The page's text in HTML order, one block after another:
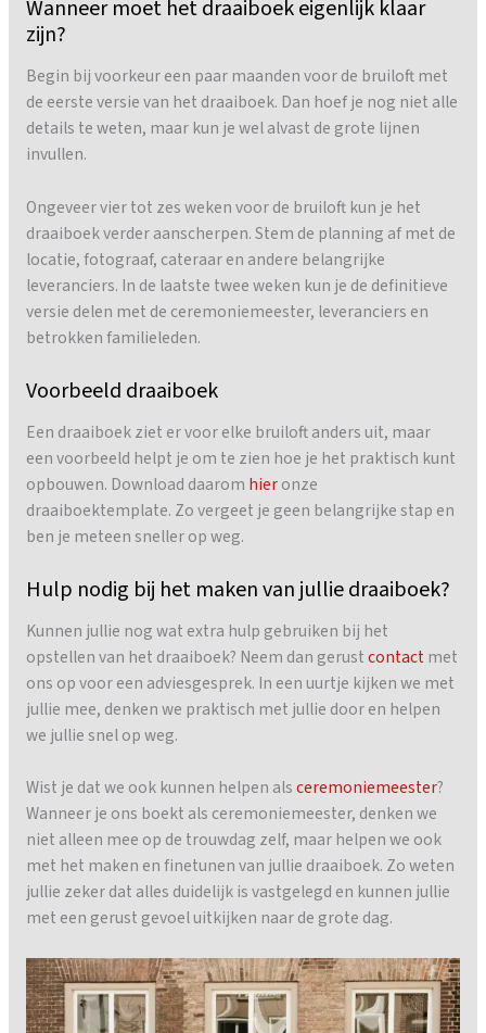
Wanneer moet het draaiboek eigenlijk klaar
zijn?
Begin bij voorkeur een paar maanden voor de bruiloft met
de eerste versie van het draaiboek. Dan hoef je nog niet alle
details te weten, maar kun je wel alvast de grote lijnen
invullen.
Ongeveer vier tot zes weken voor de bruiloft kun je het
draaiboek verder aanscherpen. Stem de planning af met de
locatie, fotograaf, cateraar en andere belangrijke
leveranciers. In de laatste twee weken kun je de definitieve
versie delen met de ceremoniemeester, leveranciers en
betrokken familieleden.
Voorbeeld draaiboek
Een draaiboek ziet er voor elke bruiloft anders uit, maar
een voorbeeld helpt je om te zien hoe je het praktisch kunt
opbouwen. Download daarom hieronze
draaiboektemplate. Zo vergeet je geen belangrijke stap en
ben je meteen sneller op weg.
Hulp nodig bij het maken van jullie draaiboek?
Kunnen jullie nog wat extra hulp gebruiken bij het
opstellen van het draaiboek? Neem dan gerustcontact met
ons op voor een adviesgesprek. In een uurtje kijken we met
jullie mee, denken we praktisch met jullie door en helpen
we jullie snel op weg.
Wist je dat we ook kunnen helpen alsceremoniemeester?
Wanneer je ons boekt als ceremoniemeester, denken we
niet alleen mee op de trouwdag zelf, maar helpen we ook
met het maken en finetunen van jullie draaiboek. Zo weten
jullie zeker dat alles duidelijk is vastgelegd en kunnen jullie
met een gerust gevoel uitkijken naar de grote dag.